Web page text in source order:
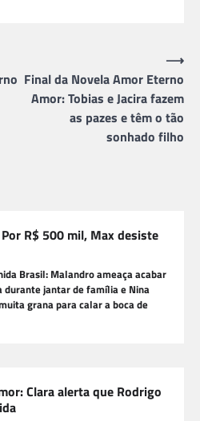
Final da Novela Amor Eterno
Amor: Tobias e Jacira fazem
as pazes e têm o tão
sonhado filho
⟶
R$ 500 mil, Max desiste
Brasil: Malandro ameaça acabar
durante jantar de família e Nina
grana para calar a boca de
Clara alerta que Rodrigo